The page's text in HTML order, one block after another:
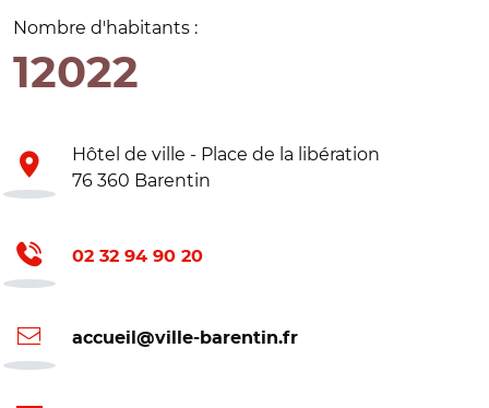
Nombre d'habitants :
12022
Hôtel de ville - Place de la libération
76 360 Barentin
02 32 94 90 20
accueil@ville-barentin.fr